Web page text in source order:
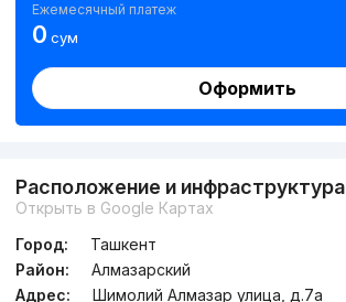
Ежемесячный платеж
0 сум
Оформить
Расположение и инфраструктура
Открыть в Google Картах
Город:
Ташкент
Район:
Алмазарский
Адрес:
Шимолий Алмазар улица, д.7a